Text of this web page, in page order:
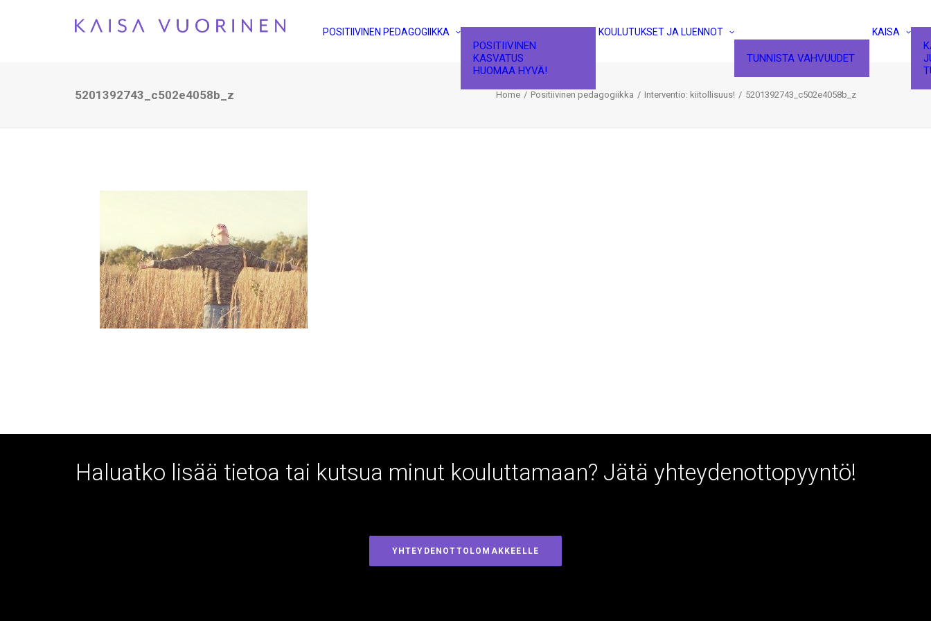
POSITIIVINEN PEDAGOGIIKKA
POSITIIVINEN
KASVATUS
HUOMAA HYVÄ!
KOULUTUKSET JA LUENNOT
TUNNISTA VAHVUUDET
KAISA
5201392743_c502e4058b_z Home Positiivinen pedagogiikka Interventio: kiitollisuus! 5201392743_c502e4058b_z
Haluatko lisää tietoa tai kutsua minut kouluttamaan? Jätä yhteydenottopyyntö!
YHTEYDENOTTOLOMAKKEELLE